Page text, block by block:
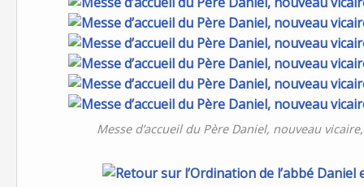
Messe d’accueil du Père Daniel, nouveau